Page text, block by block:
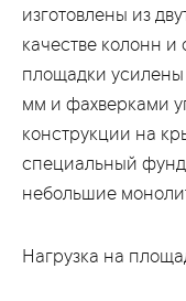
изготовлены из
качестве колонн
площадки усилены
мм и фахверками
конструкции на
специальный
небольшие
Нагрузка на